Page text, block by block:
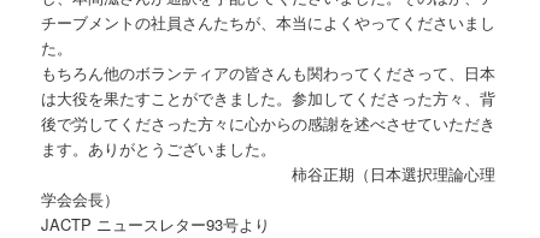
チーブメントの社員さんたちが、本当によくやってくださいまし
た。
もちろん他のボランティアの皆さんも関わってくださって、日本
は大役を果たすことができました。参加してくださった方々、背
後で労してくださった方々に心からの感謝を述べさせていただき
ます。ありがとうございました。
柿谷正期（日本選択理論心理
学会会長）
JACTP ニュースレター93号より